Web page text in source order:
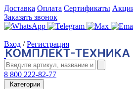
Доставка Оплата Сертификаты
Заказать звонок
Вход / Регистрация
8 800 222-82-77
Категории